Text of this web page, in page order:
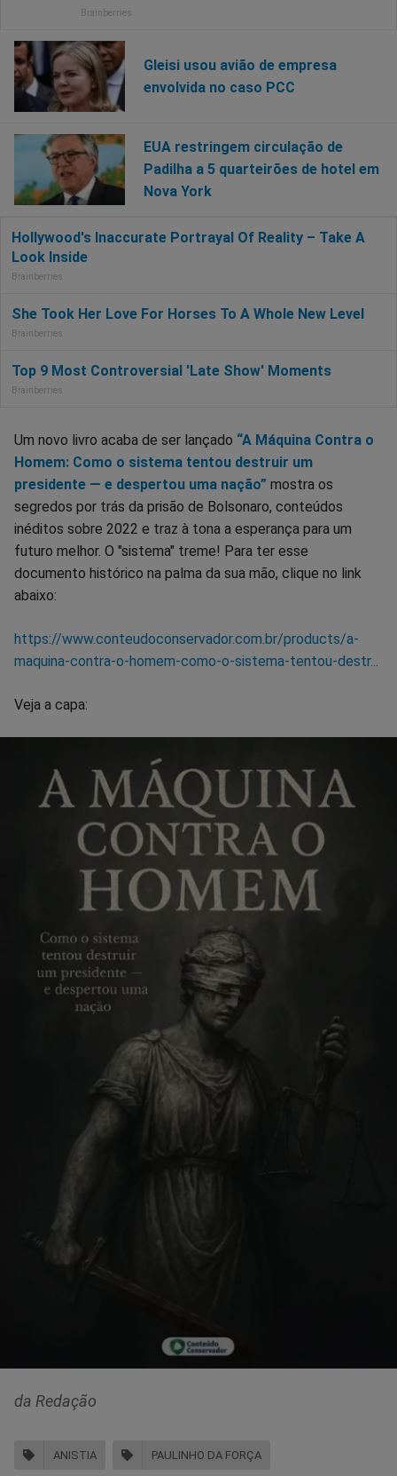
Gleisi usou avião de empresa
envolvida no caso PCC
EUA restringem circulação de
Padilha a 5 quarteirões de hotel em
Nova York
Um novo livro acaba de ser lançado “A Máquina Contra o
Homem: Como o sistema tentou destruir um
presidente — e despertou uma nação” mostra os
segredos por trás da prisão de Bolsonaro, conteúdos
inéditos sobre 2022 e traz à tona a esperança para um
futuro melhor. O "sistema" treme! Para ter esse
documento histórico na palma da sua mão, clique no link
abaixo:
https://www.conteudoconservador.com.br/products/a-
maquina-contra-o-homem-como-o-sistema-tentou-destr...
Veja a capa:
da Redação
ANISTIA PAULINHO DA FORÇA